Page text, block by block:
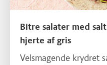
Bitre salater med
hjerte af gris
Velsmagende krydret